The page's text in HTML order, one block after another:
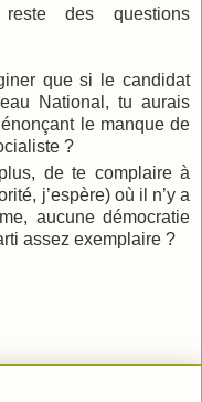
des questions
que si le candidat
National, tu aurais
le manque de
?
de te complaire à
j’espère) où il n’y a
aucune démocratie
assez exemplaire ?